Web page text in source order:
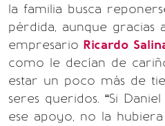
la familia busca
pérdida, aunque gracias
empresario Ricardo
como le decían de
estar un poco más de
seres queridos. “Si
ese apoyo, no la